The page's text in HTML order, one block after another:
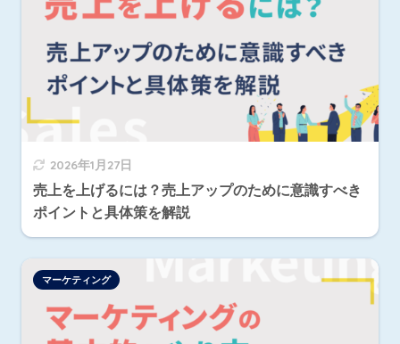
2026年1月27日
売上を上げるには？売上アップのために意識すべき
ポイントと具体策を解説
マーケティング